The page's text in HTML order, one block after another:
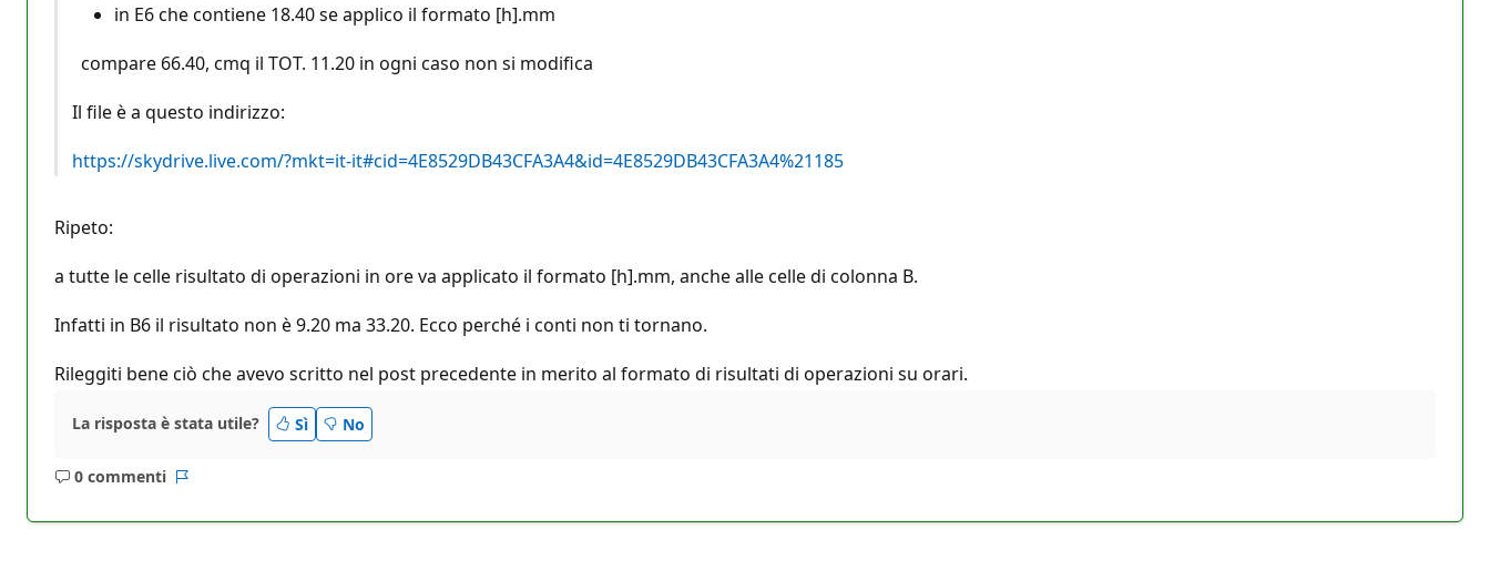
in E6 che contiene 18.40 se applico il formato [h].mm
compare 66.40, cmq il TOT. 11.20 in ogni caso non si modifica
Il file è a questo indirizzo:
https://skydrive.live.com/?mkt=it-it#cid=4E8529DB43CFA3A4&id=4E8529DB43CFA3A4%21185
Ripeto:
a tutte le celle risultato di operazioni in ore va applicato il formato [h].mm, anche alle celle di colonna B.
Infatti in B6 il risultato non è 9.20 ma 33.20. Ecco perché i conti non ti tornano.
Rileggiti bene ciò che avevo scritto nel post precedente in merito al formato di risultati di operazioni su orari.
La risposta è stata utile? Sì No
0 commenti
Nessun